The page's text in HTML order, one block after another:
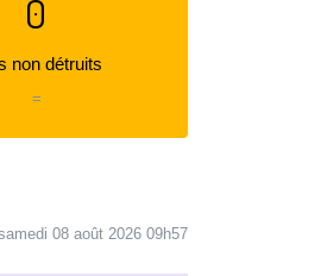
0
non détruits
=
08 août 2026 09h57